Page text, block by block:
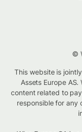
©
This website is
Assets Europe
content related to
responsible for any